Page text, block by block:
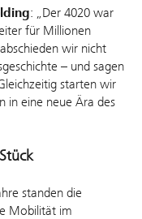
: „Der 4020 war
für Millionen
wir nicht
– und sagen
starten wir
in eine neue Ära des
standen die
Mobilität im